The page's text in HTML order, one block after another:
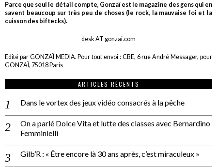
Parce que seul le détail compte, Gonzaï est le magazine des gens qui en
savent beaucoup sur très peu de choses (le rock, la mauvaise foi et la
cuisson des biftecks).
desk AT gonzai.com
Edité par GONZAÏ MEDIA. Pour tout envoi : CBE, 6 rue André Messager, pour
GONZAÏ, 75018 Paris
ARTICLES RÉCENTS
Dans le vortex des jeux vidéo consacrés à la pêche
On a parlé Dolce Vita et lutte des classes avec Bernardino
Femminielli
Gilb’R : « Être encore là 30 ans après, c’est miraculeux »